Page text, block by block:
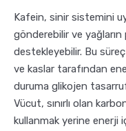
Kafein, sinir sistemini
gönderebilir ve yağların
destekleyebilir. Bu
ve kaslar tarafından
duruma glikojen
Vücut, sınırlı olan
kullanmak yerine enerji